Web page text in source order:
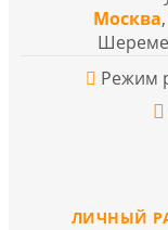
Москва
Режим
ЛИЧНЫЙ